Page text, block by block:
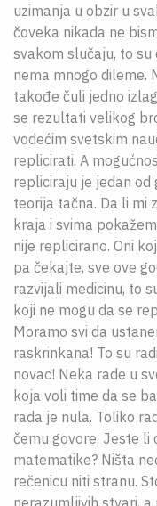
uzimanja u obzir u
čoveka nikada ne
svakom slučaju, to
nema mnogo dileme.
takođe čuli jedno
se rezultati velikog
vodećim svetskim
replicirati. A
repliciraju je jedan
teorija tačna. Da li mi
kraja i svima
nije replicirano. Oni
pa čekajte, sve ove
razvijali medicinu, to
koji ne mogu da se
Moramo svi da
raskrinkana! To su
novac! Neka rade u
koja voli time da se
rada je nula. Toliko
čemu govore. Jeste li
matematike? Ništa
rečenicu niti stranu.